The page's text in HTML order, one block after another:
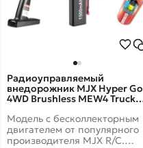
Радиоуправляемый
внедорожник MJX Hyper Go
4WD Brushless MEW4 Truck
Модель с бесколлекторным
двигателем от популярного
производителя MJX R/C.